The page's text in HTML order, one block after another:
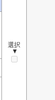
選択
▼